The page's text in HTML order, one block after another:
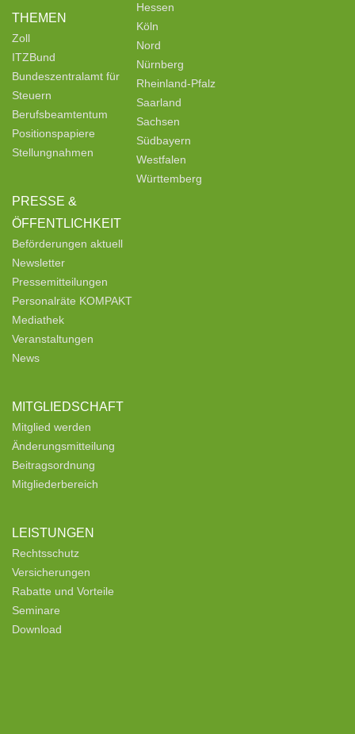
THEMEN
Zoll
ITZBund
Bundeszentralamt für
Steuern
Berufsbeamtentum
Positionspapiere
Stellungnahmen
PRESSE &
ÖFFENTLICHKEIT
Beförderungen aktuell
Newsletter
Pressemitteilungen
Personalräte KOMPAKT
Mediathek
Veranstaltungen
News
MITGLIEDSCHAFT
Mitglied werden
Änderungsmitteilung
Beitragsordnung
Mitgliederbereich
LEISTUNGEN
Rechtsschutz
Versicherungen
Rabatte und Vorteile
Seminare
Download
Hessen
Köln
Nord
Nürnberg
Rheinland-Pfalz
Saarland
Sachsen
Südbayern
Westfalen
Württemberg